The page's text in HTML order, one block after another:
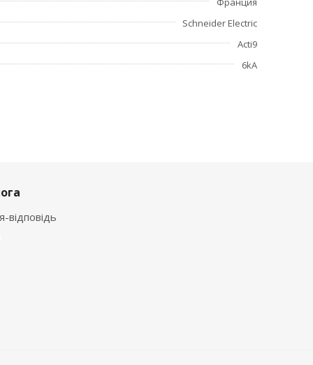
Schneider Electric
Acti9
6kA
відповідь